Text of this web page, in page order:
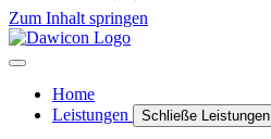
Zum Inhalt springen
Home
Leistungen
Schließe Leistungen